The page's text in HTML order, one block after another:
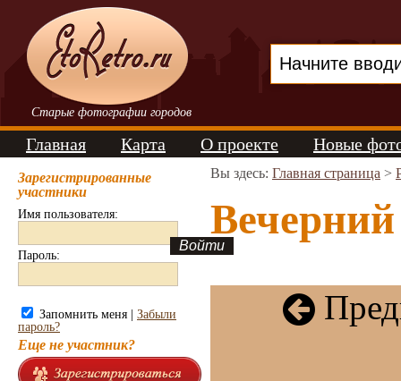
Старые фотографии городов
Главная Карта О проекте Новые
Зарегистрированные
участники
Имя пользователя:
Пароль:
Запомнить меня | Забыли
пароль?
Еще не участник?
Вы здесь: Главная страница >